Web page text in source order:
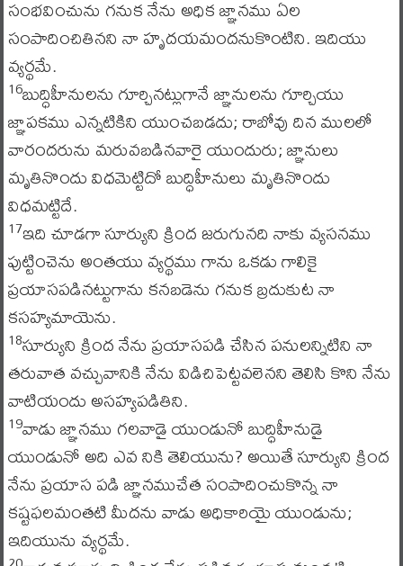
సంభవించును గనుక నేను అధిక జ్ఞానము ఏల
సంపాదించితినని నా హృదయమందనుకొంటిని. ఇదియు
వ్యర్థమే.
16బుద్ధిహీనులను గూర్చినట్లుగానే జ్ఞానులను గూర్చియు
జ్ఞాపకము ఎన్నటికిని యుంచబడదు; రాబోవు దిన ములలో
వారందరును మరువబడినవారై యుందురు; జ్ఞానులు
మృతినొందు విధమెట్టిదో బుద్ధిహీనులు మృతినొందు
విధమట్టిదే.
17ఇది చూడగా సూర్యుని క్రింద జరుగునది నాకు వ్యసనము
పుట్టించెను అంతయు వ్యర్థము గాను ఒకడు గాలికై
ప్రయాసపడినట్టుగాను కనబడెను గనుక బ్రదుకుట నా
కసహ్యమాయెను.
18సూర్యుని క్రింద నేను ప్రయాసపడి చేసిన పనులన్నిటిని నా
తరువాత వచ్చువానికి నేను విడిచిపెట్టవలెనని తెలిసి కొని నేను
వాటియందు అసహ్యపడితిని.
19వాడు జ్ఞానము గలవాడై యుండునో బుద్ధిహీనుడై
యుండునో అది ఎవ నికి తెలియును? అయితే సూర్యుని క్రింద
నేను ప్రయాస పడి జ్ఞానముచేత సంపాదించుకొన్న నా
కష్టఫలమంతటి మీదను వాడు అధికారియై యుండును;
ఇదియును వ్యర్థమే.